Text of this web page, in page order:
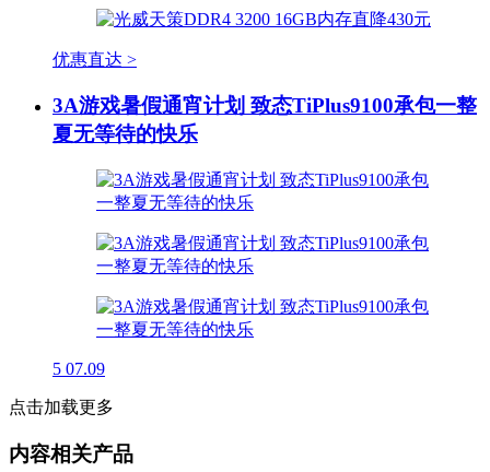
优惠直达 >
3A游戏暑假通宵计划 致态TiPlus9100承包一整
夏无等待的快乐
5 07.09
点击加载更多
内容相关产品